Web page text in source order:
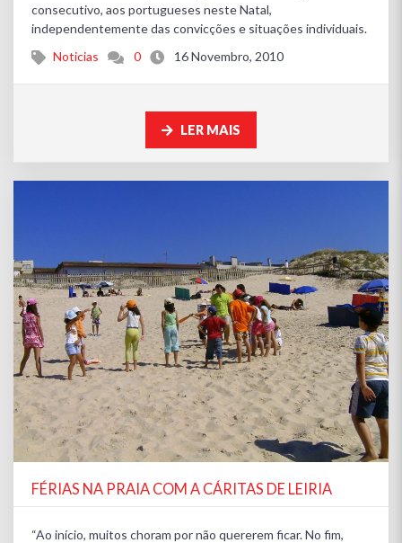
consecutivo, aos portugueses neste Natal,
independentemente das convicções e situações individuais.
Noticias
0 16 Novembro, 2010
LER MAIS
FÉRIAS NA PRAIA COM A CÁRITAS DE LEIRIA
“Ao início, muitos choram por não quererem ficar. No fim,